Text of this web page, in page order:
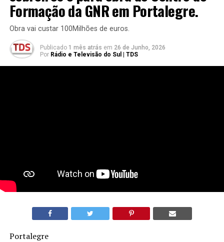
Formação da GNR em Portalegre.
Obra vai custar 100Milhões de euros.
Publicado 1 mês atrás em 26 de Junho, 2026
Por Rádio e Televisão do Sul | TDS
Portalegre